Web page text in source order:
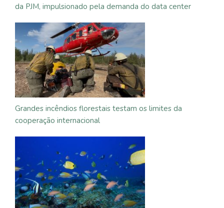
da PJM, impulsionado pela demanda do data center
Grandes incêndios florestais testam os limites da
cooperação internacional